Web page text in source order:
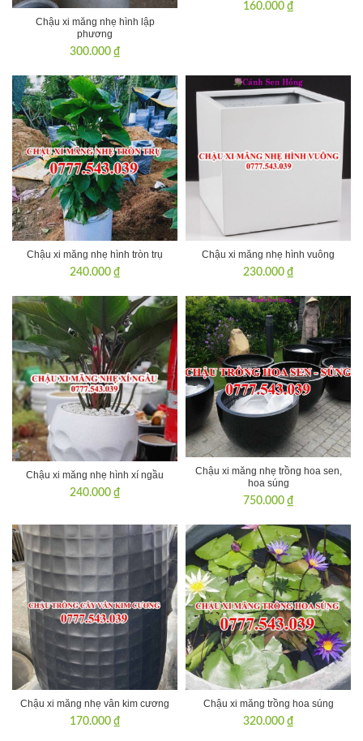
Chậu xi măng nhẹ hình lập
phương
300.000 ₫
160.000 ₫
Chậu xi măng nhẹ hình tròn trụ
240.000 ₫
Chậu xi măng nhẹ hình vuông
230.000 ₫
Chậu xi măng nhẹ hình xí ngầu
240.000 ₫
Chậu xi măng nhẹ trồng hoa sen,
hoa súng
750.000 ₫
Chậu xi măng nhẹ vân kim cương
170.000 ₫
Chậu xi măng trồng hoa súng
320.000 ₫